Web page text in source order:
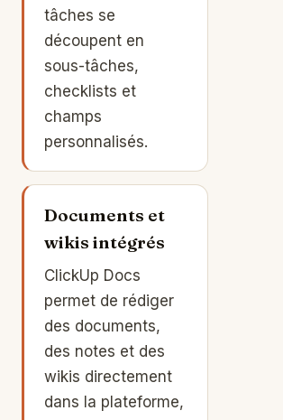
tâches se
découpent en
sous-tâches,
checklists et
champs
personnalisés.
Documents et
wikis intégrés
ClickUp Docs
permet de rédiger
des documents,
des notes et des
wikis directement
dans la plateforme,